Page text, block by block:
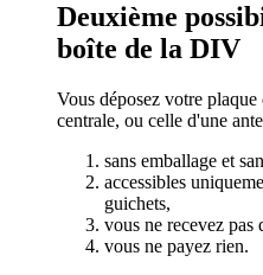
Deuxième
boîte de la DIV
Vous déposez votre
centrale, ou celle d'une
sans emballage et
accessibles
guichets,
vous ne recevez pas
vous ne payez rien.